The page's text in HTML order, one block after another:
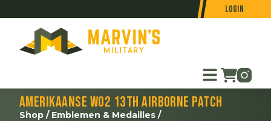
Login
Amerikaanse WO2 13th Airborne patch
Shop / Emblemen & Medailles /